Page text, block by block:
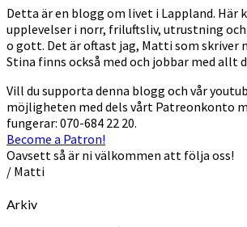
Detta är en blogg om livet i Lappland. Här
upplevelser i norr, friluftsliv, utrustning
o gott. Det är oftast jag, Matti som skriver
Stina finns också med och jobbar med allt
Vill du supporta denna blogg och vår
möjligheten med dels vårt Patreonkonto
fungerar: 070-684 22 20.
Become a Patron!
Oavsett så är ni välkommen att följa oss!
/ Matti
Arkiv